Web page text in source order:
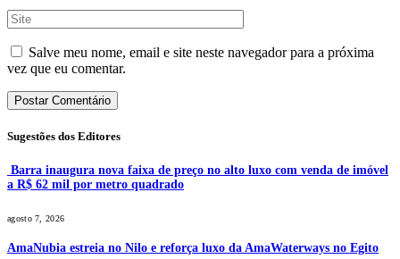
Salve meu nome, email e site neste navegador para a próxima
vez que eu comentar.
Sugestões dos Editores
Barra inaugura nova faixa de preço no alto luxo com venda de imóvel
a R$ 62 mil por metro quadrado
agosto 7, 2026
AmaNubia estreia no Nilo e reforça luxo da AmaWaterways no Egito